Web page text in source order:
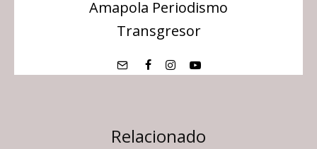
Amapola Periodismo
Transgresor
Relacionado